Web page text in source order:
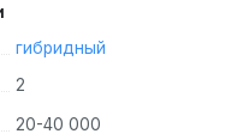
провода, что улучшает
снижает потери и
гибридный
2
20-40 000